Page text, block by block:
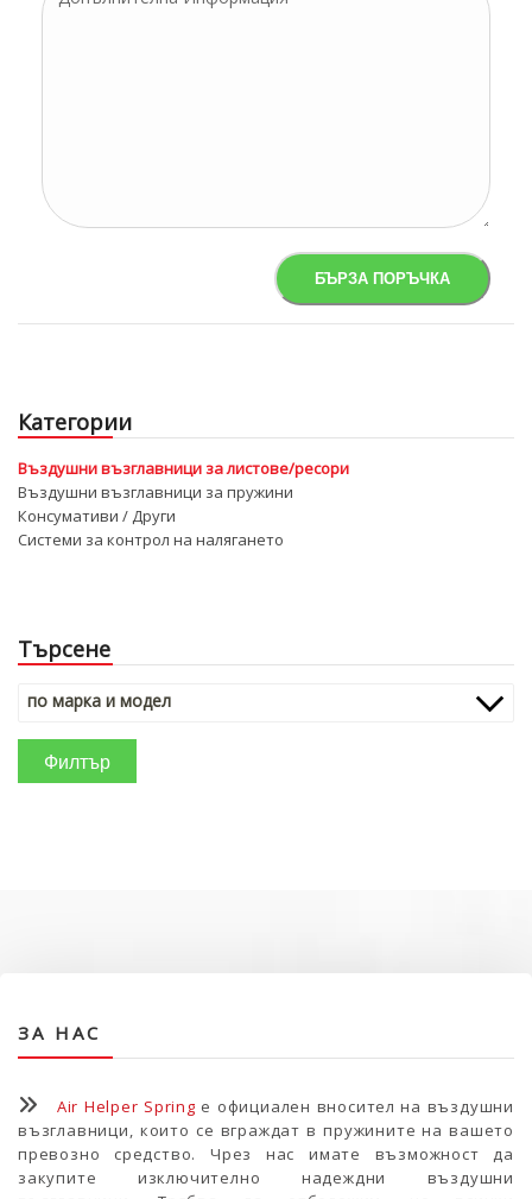
Категории
Въздушни възглавници за листове/ресори
Въздушни възглавници за пружини
Консумативи / Други
Системи за контрол на налягането
Търсене
по марка и модел
Филтър
ЗА НАС
Air Helper Spring е официален вносител на въздушни
възглавници, които се вграждат в пружините на вашето
превозно средство. Чрез нас имате възможност да
закупите изключително надеждни въздушни